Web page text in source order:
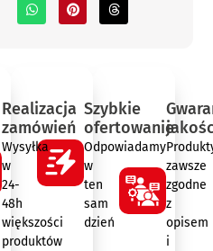
Realizacja
zamówień
Wysyłka
w
24-
48h
większości
produktów
Szybkie
ofertowanie
Odpowiadamy
w
ten
sam
dzień
zawsze
zgodne
z
opisem
i